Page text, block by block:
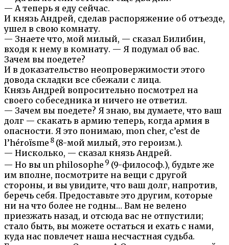
— А теперь я еду сейчас.
И князь Андрей, сделав распоряжение об отъезде,
ушел в свою комнату.
— Знаете что, мой милый, — сказал Билибин,
входя к нему в комнату. — Я подумал об вас.
Зачем вы поедете?
И в доказательство неопровержимости этого
довода складки все сбежали с лица.
Князь Андрей вопросительно посмотрел на
своего собеседника и ничего не ответил.
— Зачем вы поедете? Я знаю, вы думаете, что ваш
долг — скакать в армию теперь, когда армия в
опасности. Я это понимаю, mon cher, c’est de
l’héroïsme 8 (8-мой милый, это героизм.).
— Нисколько, — сказал князь Андрей.
— Но вы un philosophe 9 (9-философ.), будьте же
им вполне, посмотрите на вещи с другой
стороны, и вы увидите, что ваш долг, напротив,
беречь себя. Предоставьте это другим, которые
ни на что более не годны… Вам не велено
приезжать назад, и отсюда вас не отпустили;
стало быть, вы можете остаться и ехать с нами,
куда нас повлечет наша несчастная судьба.